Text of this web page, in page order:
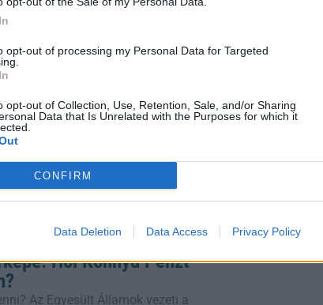
opt-out of processing my Personal Data for Targeted
opt-out of Collection, Use, Retention, Sale, and/or Sharing
Data that Is Unrelated with the Purposes for which it
CONFIRM
Data Deletion Data Access Privacy Policy
a drága címkék
vesznek avokádóolajos
szerint az esetek 89%-ában nem
A Kaliforniai Egyetem szakértői
Hol Könnyű Pénzt
Az Egyesült Államok vezeti a